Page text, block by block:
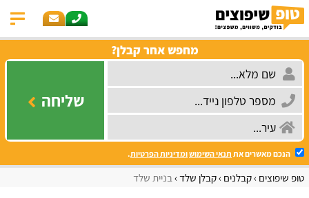
מחפש אחר קבלן?
שליחה
הנכם מאשרים את תנאי השימושומדיניות הפרטיות.
טופ שיפוצים קבלנים קבלן שלד בניית שלד